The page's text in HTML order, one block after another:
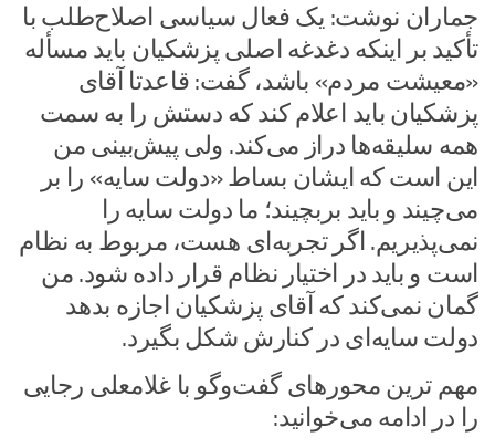
جماران نوشت: یک فعال سیاسی اصلاح‌طلب با
تأکید بر اینکه دغدغه اصلی پزشکیان باید مسأله
«معیشت مردم» باشد، گفت: قاعدتا آقای
پزشکیان باید اعلام کند که دستش را به سمت
همه سلیقه‌ها دراز می‌کند. ولی پیش‌بینی من
این است که ایشان بساط «دولت سایه» را بر
می‌چیند و باید بربچیند؛ ما دولت سایه را
نمی‌پذیریم. اگر تجربه‌ای هست، مربوط به نظام
است و باید در اختیار نظام قرار داده شود. من
گمان نمی‌کند که آقای پزشکیان اجازه بدهد
دولت سایه‌ای در کنارش شکل بگیرد.
مهم ترین محورهای گفت‌وگو با غلامعلی رجایی
را در ادامه می‌خوانید: